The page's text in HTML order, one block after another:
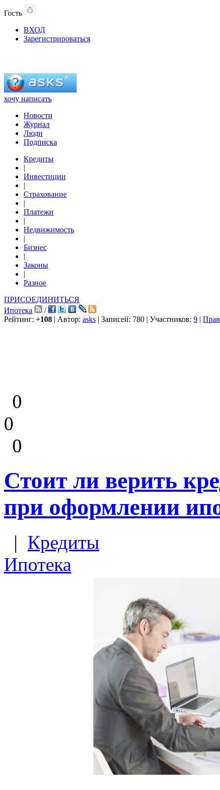
Гость
ВХОД
Зарегистрироваться
хочу написать
Новости
Журнал
Люди
Подписка
Кредиты
|
Инвестиции
|
Страхование
|
Платежи
|
Недвижимость
|
Бизнес
|
Законы
|
Разное
ПРИСОЕДИНИТЬСЯ
Ипотека
/
Рейтинг: +108 | Автор: asks | Записей: 780 | Участников: 9 |
0
0
0
Стоит ли верить
при оформлении
| Кредиты
Ипотека